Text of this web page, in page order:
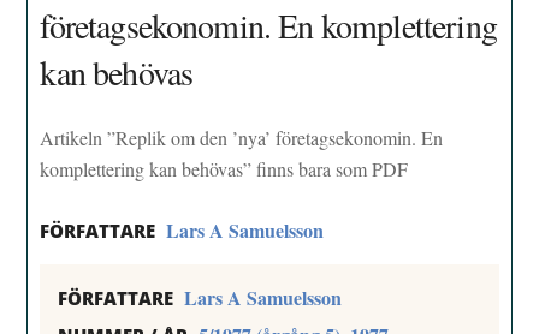
företagsekonomin. En komplettering
kan behövas
Artikeln ”Replik om den ’nya’ företagsekonomin. En
komplettering kan behövas” finns bara som PDF
FÖRFATTARE Lars A Samuelsson
FÖRFATTARE Lars A Samuelsson